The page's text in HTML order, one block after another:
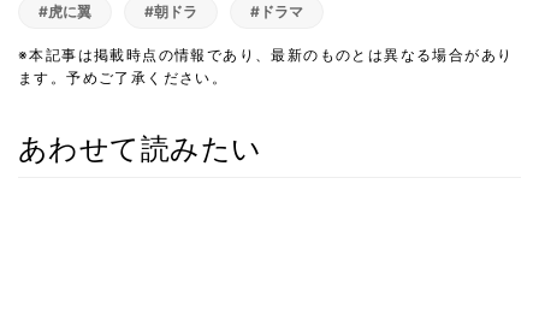
#虎に翼 #朝ドラ #ドラマ
※本記事は掲載時点の情報であり、最新のものとは異なる場合があり
ます。予めご了承ください。
あわせて読みたい